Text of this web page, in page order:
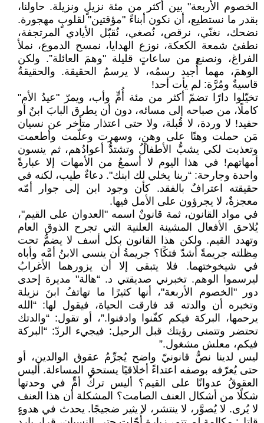
الخصوم الأربعة" بين أكثر من مئة نزيلٍ ونزيلة. حاولنا،
بقدر ما نستطيع، أن نكون أبناءً "مؤقتين" لقلوبٍ مهجورة.
نضحك، نغنّي، نرقص، نُصغي، نُقبّل الأيادي المرتجفة،
نطفئ شمعة الكعكة، نوزع الهدايا، نمسح الدموع، نملأ
الفراغ، ونصنع من ساعاتٍ قليلة "وهمَ العائلة”. ولكن
الوهمَ، مهما أُجيد رسمُه، لا يرسمُ الحقيقة. والحقيقةُ
قاسيةٌ ومُرَّة: لم يأت أحد!
تخيّلوا دارًا تضمّ أكثر من مئة أُمٍّ وأب، ويمرّ "عيدُ الأم"
كاملًا، من صباحه إلى مسائه، دون أن يطرق البابَ ابنٌ أو
حفيد! لا وردة، لا قُبلة، ولا حتى اعتذار متأخر عن نسيان
مَن حملت وهنًا على وهنٍ، وسهرت وعلّمت وأطعمت
وتعذبت لكي يشبُّ الأطفالُ وتشتدُّ أعوادُهم، ثم ينسون
أمهاتهم! في هذا اليوم لا أسمعُ من الأمهات إلا عبارةً
واحدة وجارحة: “ربنا يخلي لك ابنك". دعاءٌ طيب، لكنه في
حقيقته اعترافٌ بالفقد. كأن وجود ابن إلى جوار أمّه
معجزةٌ، لا يجرؤون على الأمل فيها.
في مواد القانون، ثمة قانونٌ اسمه "العدوان على القيم"،
يُلاحق الأفعال المشينة العلنية التي تجرح الذوق العام
وتهدد القيم. ولكن هذا القانون بكل أسف لا يضمُّ تحت
مِظلته جريمةً أشدّ فتكًا؟ جريمةُ أن ينسى الابنُ أمَّه وأباه
في شيخوختهما. فلا يتبقى إلا أن يزورهما الأغرابُ
ليرسموا الوهم. تخبرني صديقتي د. “هالة" مديرة إحدى
دور "الخصوم الأربعة"، أنها كثيرًا ما تهاتفُ ابنَ نزيلة
وتخبره أن والدته قد فارقت الحياة، فيقول لها: “الله
يرحمها، البركة فيكم كفّنوا وادفنوا.”، أو تقول: “والدتك
تحتضر وتتمنى رؤيتك قبل الرحيل: فيجيء الردّ: “البركة
فيكم، معلش مشغول.”
ليس لدينا نصٌّ قانونيّ واضح يُجرِّمُ عقوق الوالدين، أو
حتى يُعرّفه بوصفه اعتداءً أخلاقيًا يستحق المساءلة. أليس
العقوقُ عدوانًا على القيم؟ أليس تركُ أمٍّ في وحدتها
شكلًا من أشكال العنف الصامت؟ المشكلة أن هذا العنف
لا يُرى. لا يُصوَّر، لا ينتشر، لا يثير ضجيجًا. يحدث في هدوءٍ